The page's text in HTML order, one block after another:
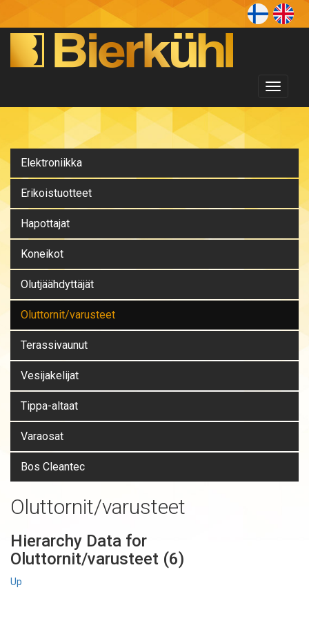
Toggle
Elektroniikka
Erikoistuotteet
Hapottajat
Koneikot
Olutjäähdyttäjät
Oluttornit/varusteet
Terassivaunut
Vesijakelijat
Tippa-altaat
Varaosat
Bos Cleantec
Oluttornit/varusteet
Hierarchy Data for
Oluttornit/varusteet (6)
Up